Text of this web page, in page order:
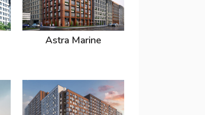
Astra Marine